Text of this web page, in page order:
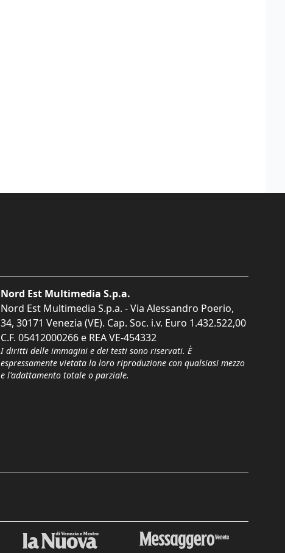
Nord Est Multimedia S.p.a.
Nord Est Multimedia S.p.a. - Via Alessandro Poerio,
34, 30171 Venezia (VE). Cap. Soc. i.v. Euro 1.432.522,00
C.F. 05412000266 e REA VE-454332
I diritti delle immagini e dei testi sono riservati. È
espressamente vietata la loro riproduzione con qualsiasi mezzo
e l'adattamento totale o parziale.